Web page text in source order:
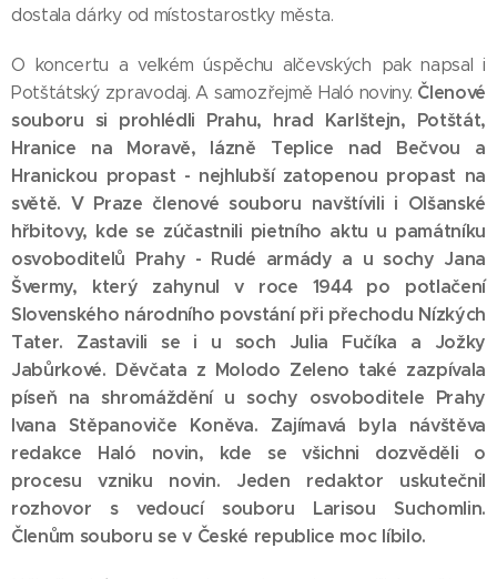
dostala dárky od místostarostky města.
O koncertu a velkém úspěchu alčevských pak napsal i
Potštátský zpravodaj. A samozřejmě Haló noviny. Členové
souboru si prohlédli Prahu, hrad Karlštejn, Potštát,
Hranice na Moravě, lázně Teplice nad Bečvou a
Hranickou propast - nejhlubší zatopenou propast na
světě. V Praze členové souboru navštívili i Olšanské
hřbitovy, kde se zúčastnili pietního aktu u památníku
osvoboditelů Prahy - Rudé armády a u sochy Jana
Švermy, který zahynul v roce 1944 po potlačení
Slovenského národního povstání při přechodu Nízkých
Tater. Zastavili se i u soch Julia Fučíka a Jožky
Jabůrkové. Děvčata z Molodo Zeleno také zazpívala
píseň na shromáždění u sochy osvoboditele Prahy
Ivana Stěpanoviče Koněva. Zajímavá byla návštěva
redakce Haló novin, kde se všichni dozvěděli o
procesu vzniku novin. Jeden redaktor uskutečnil
rozhovor s vedoucí souboru Larisou Suchomlin.
Členům souboru se v České republice moc líbilo.